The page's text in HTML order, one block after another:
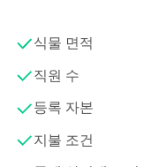
대나무 말 안정 널
표면 처리: 탄산
에어 프로덕츠의 다양
족할 수 있습니다. 주
무 야외 데킹, 대나무
정적 플랭크, 대나무 울
대나무 빔 대나무 조이,
REBO 제품은 빠르게
Bamboo Industry Co.,
식물 면적
직원 수
등록 자본
지불 조건